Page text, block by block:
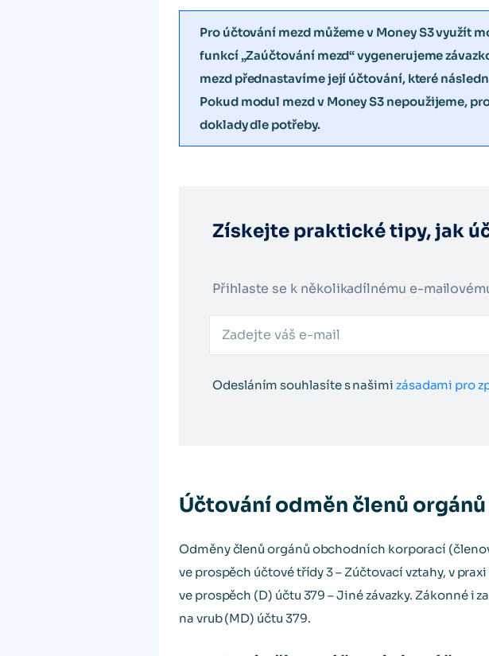
Pro účtování mezd můžeme v Money S3 využít
funkcí „Zaúčtování mezd“ vygenerujeme
mezd přednastavíme její účtování, které
Pokud modul mezd v Money S3 nepoužijeme,
doklady dle potřeby.
Získejte praktické tipy, jak
Přihlaste se k několikadílnému e-
Odesláním souhlasíte s našimi zásadami pro
Účtování odměn členů
Odměny členů orgánů obchodních korporací
ve prospěch účtové třídy 3 – Zúčtovací vztahy, v
ve prospěch (D) účtu 379 – Jiné závazky. Zákonné i
na vrub (MD) účtu 379.